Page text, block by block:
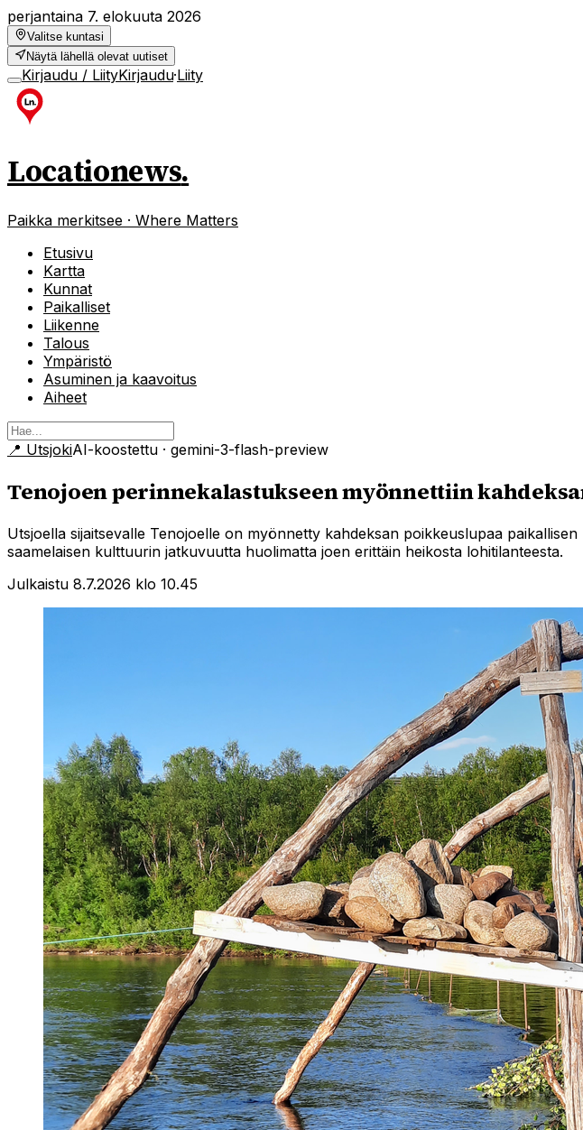
perjantaina 7. elokuuta 2026
Valitse kuntasi
Näytä lähellä olevat uutiset
Kirjaudu / LiityKirjaudu·Liity
Locationews.
Paikka merkitsee · Where Matters
Etusivu
Kartta
Kunnat
Paikalliset
Liikenne
Talous
Ympäristö
Asuminen ja kaavoitus
Aiheet
📍 UtsjokiAI-koostettu · gemini-3-flash-preview
Tenojoen perinnekalastukseen myönnettiin
Utsjoella sijaitsevalle Tenojoelle on myönnetty kahdeksan poikkeuslupaa
saamelaisen kulttuurin jatkuvuutta huolimatta joen erittäin heikosta lohitilanteesta.
Julkaistu 8.7.2026 klo 10.45